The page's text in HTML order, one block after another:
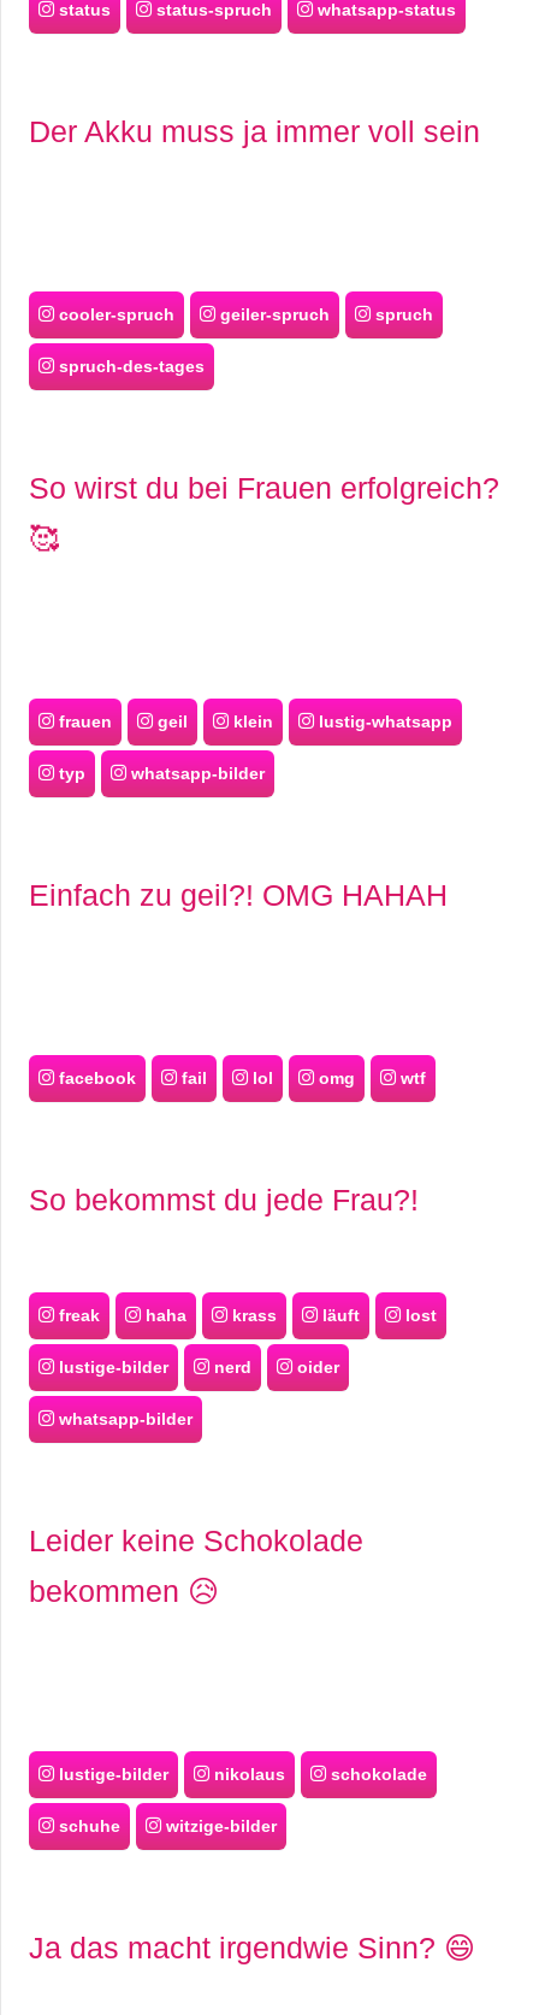
status status-spruch whatsapp-status
Der Akku muss ja immer voll sein
cooler-spruch geiler-spruch spruch
spruch-des-tages
So wirst du bei Frauen erfolgreich?
🥰
frauen geil klein lustig-whatsapp
typ whatsapp-bilder
Einfach zu geil?! OMG HAHAH
facebook fail lol omg wtf
So bekommst du jede Frau?!
freak haha krass läuft lost
lustige-bilder nerd oider
whatsapp-bilder
Leider keine Schokolade
bekommen 😥
lustige-bilder nikolaus schokolade
schuhe witzige-bilder
Ja das macht irgendwie Sinn? 😄